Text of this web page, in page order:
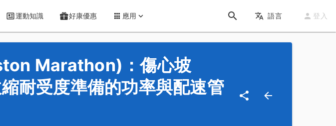
運動知識 好康優惠 應用 語言 登入
Marathon)：傷心坡
耐受度準備的功率與配速管